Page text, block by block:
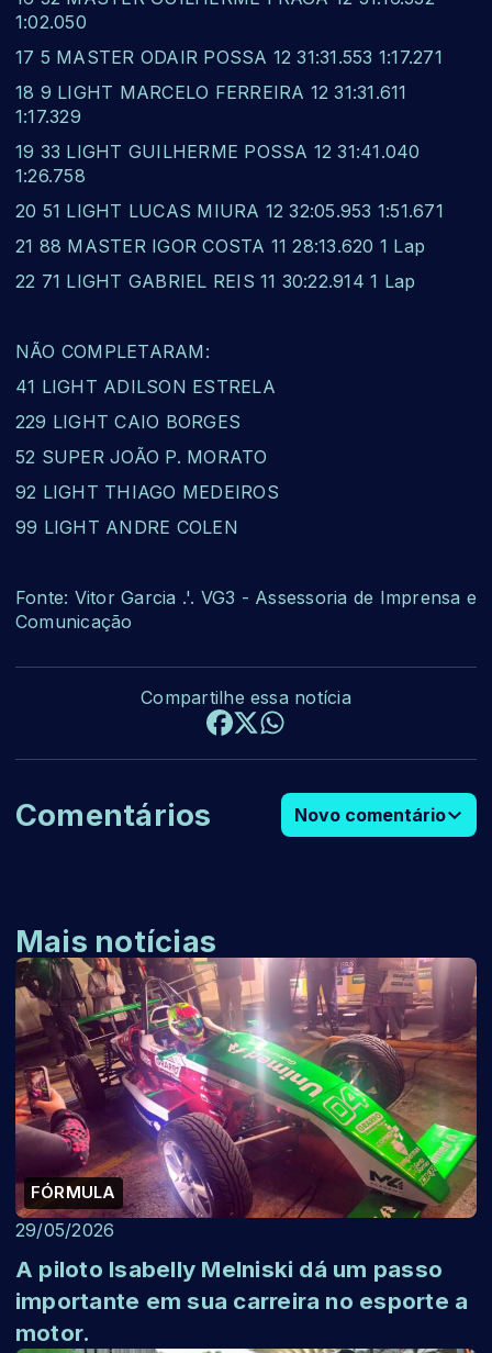
1:02.050
17 5 MASTER ODAIR POSSA 12 31:31.553 1:17.271
18 9 LIGHT MARCELO FERREIRA 12 31:31.611
1:17.329
19 33 LIGHT GUILHERME POSSA 12 31:41.040
1:26.758
20 51 LIGHT LUCAS MIURA 12 32:05.953 1:51.671
21 88 MASTER IGOR COSTA 11 28:13.620 1 Lap
22 71 LIGHT GABRIEL REIS 11 30:22.914 1 Lap
NÃO COMPLETARAM:
41 LIGHT ADILSON ESTRELA
229 LIGHT CAIO BORGES
52 SUPER JOÃO P. MORATO
92 LIGHT THIAGO MEDEIROS
99 LIGHT ANDRE COLEN
Fonte: Vitor Garcia .'. VG3 - Assessoria de Imprensa e
Comunicação
Compartilhe essa notícia
Comentários Novo comentário
Mais notícias
FÓRMULA
29/05/2026
A piloto Isabelly Melniski dá um passo
importante em sua carreira no esporte a
motor.